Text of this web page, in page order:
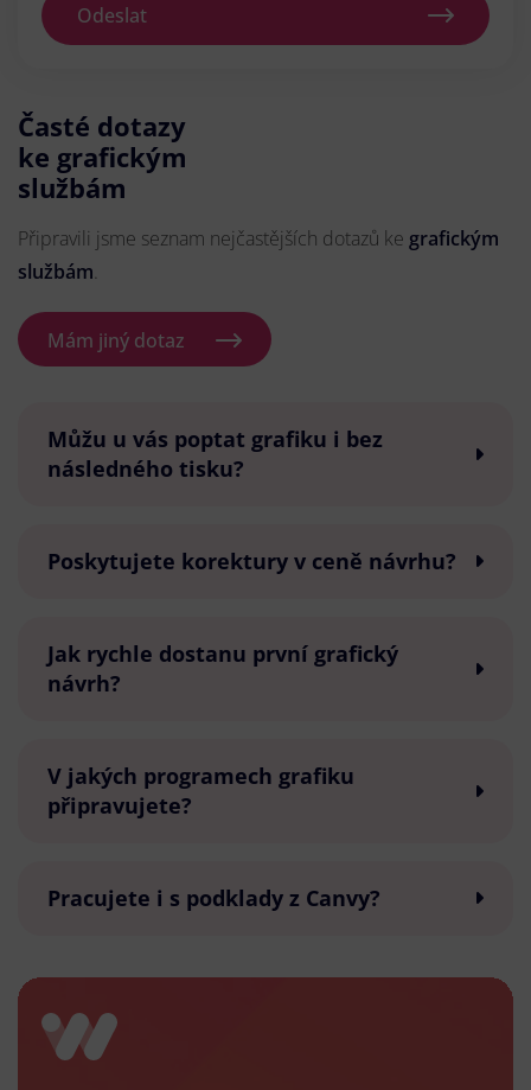
Odeslat
Časté dotazy
ke grafickým
službám
Připravili jsme seznam nejčastějších dotazů ke grafickým
službám.
Mám jiný dotaz
Můžu u vás poptat grafiku i bez
následného tisku?
Poskytujete korektury v ceně návrhu?
Jak rychle dostanu první grafický
návrh?
V jakých programech grafiku
připravujete?
Pracujete i s podklady z Canvy?